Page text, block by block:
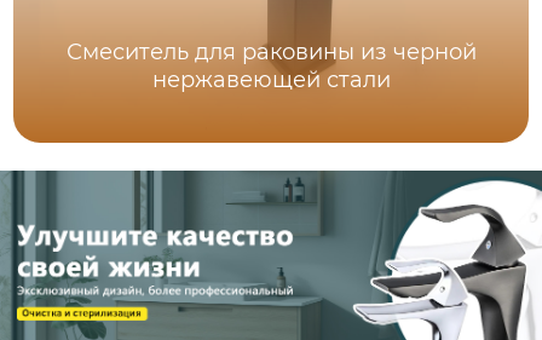
Смеситель для раковины из черной
нержавеющей стали